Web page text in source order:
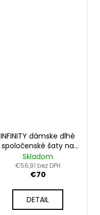
INFINITY dámske dlhé
spoločenské šaty na
viazanie - Smaragd
Skladom
€56,91 bez DPH
€70
DETAIL